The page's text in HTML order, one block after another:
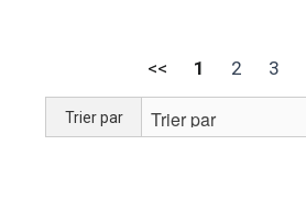
<< 1 2 3
Trier par